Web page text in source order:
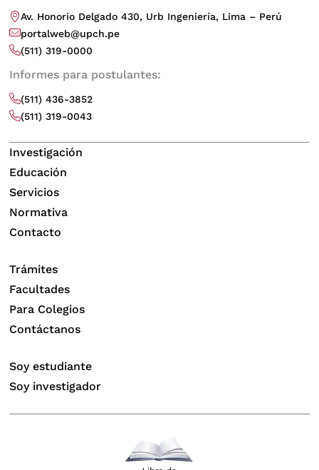
Av. Honorio Delgado 430, Urb Ingeniería, Lima – Perú
portalweb@upch.pe
(511) 319-0000
Informes para postulantes:
(511) 436-3852
(511) 319-0043
Investigación
Educación
Servicios
Normativa
Contacto
Trámites
Facultades
Para Colegios
Contáctanos
Soy estudiante
Soy investigador